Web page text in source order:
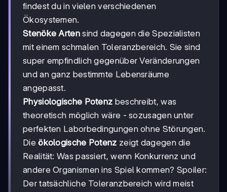
findest du in vielen verschiedenen
Ökosystemen.
Stenöke Artensind dagegen die Spezialisten
mit einem schmalen Toleranzbereich. Sie sind
super empfindlich gegenüber Veränderungen
und an ganz bestimmte Lebensräume
angepasst.
Physiologische Potenz beschreibt, was
theoretisch möglich wäre - sozusagen unter
perfekten Laborbedingungen ohne Störungen.
Dieökologische Potenz zeigt dagegen die
Realität: Was passiert, wenn Konkurrenz und
andere Organismen ins Spiel kommen? Spoiler:
Der tatsächliche Toleranzbereich wird meist